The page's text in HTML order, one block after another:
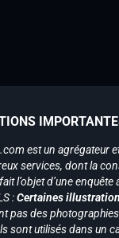
est un agrégateur
services, dont la
l’objet d’une
:Certaines
pas des
sont utilisés dans un